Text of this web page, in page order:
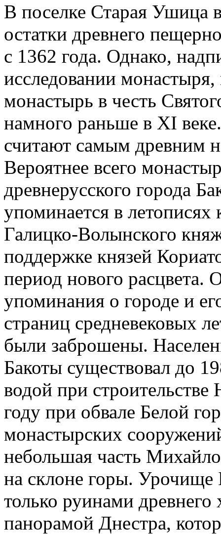
В поселке Старая Ушица
остатки древнего
с 1362 года. Однако,
исследовании
монастырь в честь
намного раньше в ХI
считают самым древним
Вероятнее всего
древнерусского города
упоминается в
Галицко-Волынского
поддержке князей
период нового расцвета.
упоминания о городе и
страниц средневековых
были заброшены.
Бакоты существовал до
водой при
году при обвале Белой
монастырских
небольшая часть
на склоне горы. Урочище
только руинами
панорамой Днестра,